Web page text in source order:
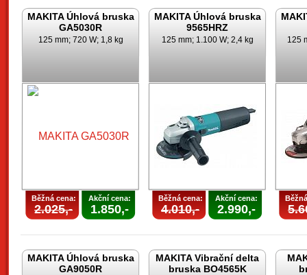
MAKITA Úhlová bruska
GA5030R
125 mm; 720 W; 1,8 kg
Běžná cena:
2.025,-
Akční cena:
1.850,-
MAKITA Úhlová bruska
9565HRZ
125 mm; 1.100 W; 2,4 kg
Běžná cena:
4.010,-
Akční cena:
2.990,-
125
MAKITA Úhlová bruska
GA9050R
MAKITA Vibrační delta
bruska BO4565K